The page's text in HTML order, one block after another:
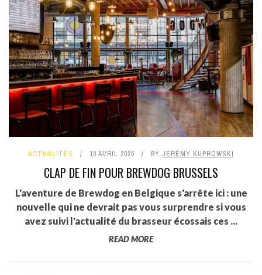
ACTUALITÉS 10 AVRIL 2026 BY JÉRÉMY KUPROWSKI
CLAP DE FIN POUR BREWDOG BRUSSELS
L'aventure de Brewdog en Belgique s'arrête ici : une
nouvelle qui ne devrait pas vous surprendre si vous
avez suivi l'actualité du brasseur écossais ces ...
READ MORE